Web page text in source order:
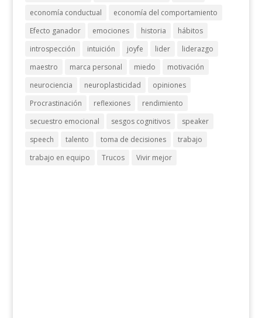
economía conductual
economía del comportamiento
Efecto ganador
emociones historia
hábitos
introspección
intuición joyfe lider
liderazgo
maestro
marca personal miedo
motivación
neurociencia
neuroplasticidad
opiniones
Procrastinación
reflexiones
rendimiento
secuestro emocional
sesgos cognitivos
speaker
speech
talento toma de decisiones
trabajo
trabajo en equipo
Trucos Vivir mejor